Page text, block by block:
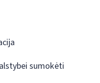
sumokėti